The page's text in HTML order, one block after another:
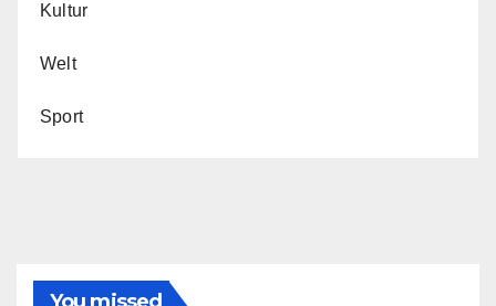
Kultur
Welt
Sport